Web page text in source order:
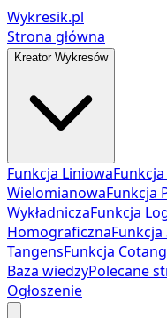
Wykresik.pl
Strona główna
Kreator Wykresów
Funkcja Liniowa
WielomianowaFunkcja
WykładniczaFunkcja
HomograficznaFunkcja
TangensFunkcja
Baza wiedzyPolecane
Ogłoszenie